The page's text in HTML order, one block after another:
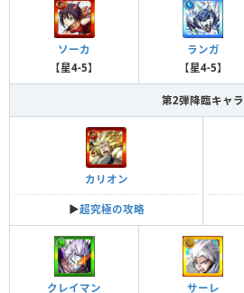
ソーカ
【星4-5】
ランガ
【星4-5】
第2弾降臨キャラ
カリオン
▶︎超究極の攻略
クレイマン サーレ